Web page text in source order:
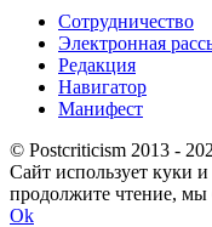
Сотрудничество
Электронная
Редакция
Навигатор
Манифест
© Postcriticism 2013 -
Сайт использует куки
продолжите чтение, мы
Ok